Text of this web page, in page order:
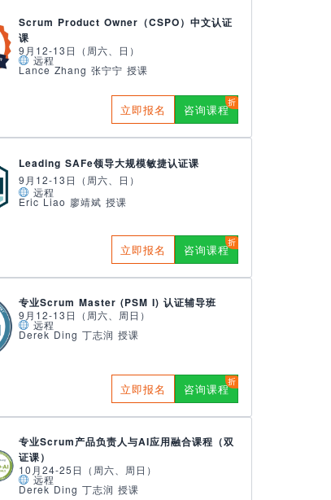
Scrum Product Owner（CSPO）中文认证
课
9月12-13日（周六、日）
远程
Lance Zhang 张宁宁 授课
立即报名 咨询课程
Leading SAFe领导大规模敏捷认证课
9月12-13日（周六、日）
远程
Eric Liao 廖靖斌 授课
立即报名 咨询课程
专业Scrum Master (PSM I) 认证辅导班
9月12-13日（周六、周日）
远程
Derek Ding 丁志润 授课
立即报名 咨询课程
专业Scrum产品负责人与AI应用融合课程（双
证课）
10月24-25日（周六、周日）
远程
Derek Ding 丁志润 授课